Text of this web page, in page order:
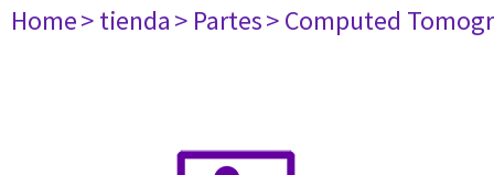
Home> tienda> Partes> Computed